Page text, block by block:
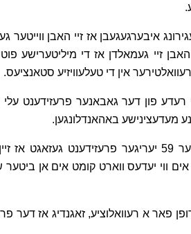
איבערגעגעבן אז זיי האבן
האבן זיי געמאלדן אז די מיליטערישע
אין די טעלעוויזיע סטאנציעס.
רעדע פון דער גאבאנער פרעזידענט עלי
מעדעצינישע באהאנדלונגען.
אין א רעדע צום נייעם יאר האט דער 59 יעריגער
ווי יעדעס ווארט קומט אים אן ביטער
פאר א רעוואלוציע, זאגנדיג אז דער